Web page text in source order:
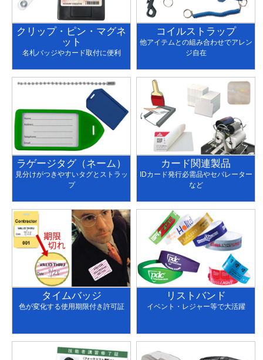
クリップ・ピン・マグネ
ット
名札バッジやカード取付に便利
コイルストラップ
他アイテムとの組み合わせでアレン
ジ自在
ラゲージタグ（ネーム）
見分けがつきやすいタグとストラッ
プ
カード関連製品
IDカード発行必需品やセパレーター
など
タイムバッジ
色が変化する使用期限付き許可証
リストバンド
イベント・レジャー等で大活躍